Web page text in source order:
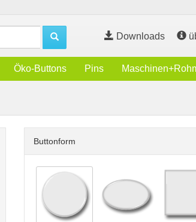
Downloads
Öko-Buttons Pins
Buttonform